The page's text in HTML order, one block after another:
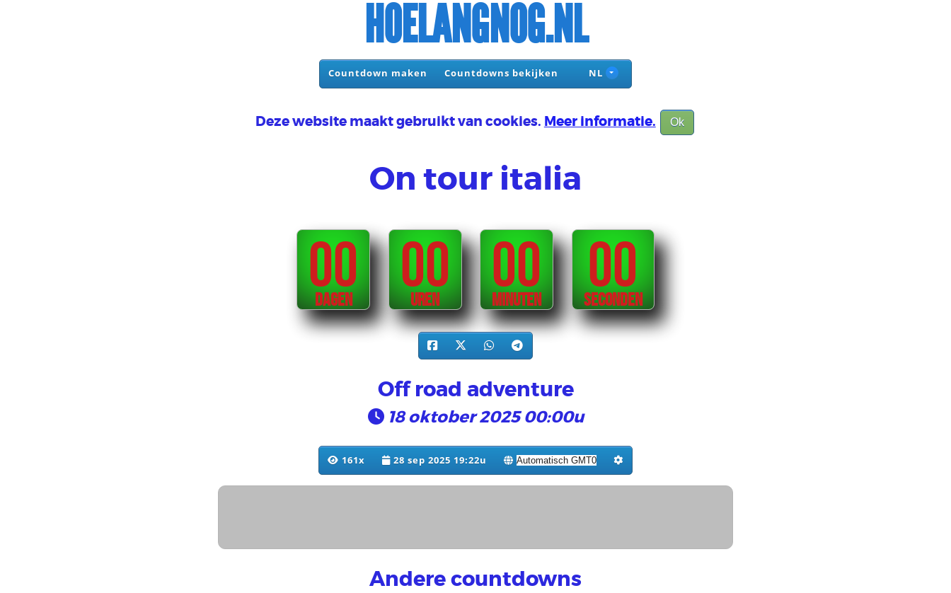
HOELANGNOG.NL
Countdown maken Countdowns bekijken NL
Deze website maakt gebruikt van cookies. Meer informatie. Ok
On tour italia
00
DAGEN
00
UREN
00
MINUTEN
00
SECONDEN
Off road adventure
18 oktober 2025 00:00u
161x 28 sep 2025 19:22u
Andere countdowns